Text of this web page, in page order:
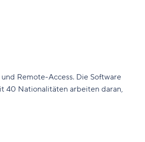
Remote-Access. Die Software
40 Nationalitäten arbeiten daran,